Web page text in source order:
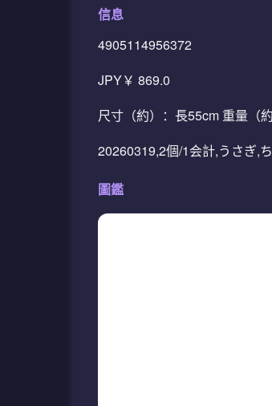
信息
4905114956372
JPY￥ 869.0
尺寸（約）：長55cm 重量（
20260319,2個/1会計,うさぎ,
圖鑑